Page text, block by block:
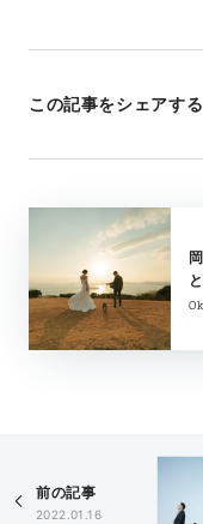
この記事をシェアする
前の記事
2022.01.16